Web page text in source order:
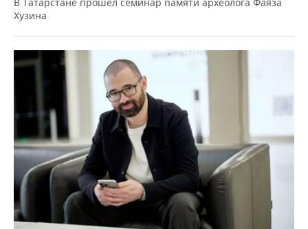
В Татарстане прошел семинар памяти археолога Фаяза
Хузина